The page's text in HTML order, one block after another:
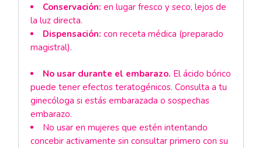
Conservación: en lugar fresco y seco, lejos de
la luz directa.
Dispensación: con receta médica (preparado
magistral).
No usar durante el embarazo. El ácido bórico
puede tener efectos teratogénicos. Consulta a tu
ginecóloga si estás embarazada o sospechas
embarazo.
No usar en mujeres que estén intentando
concebir activamente sin consultar primero con su